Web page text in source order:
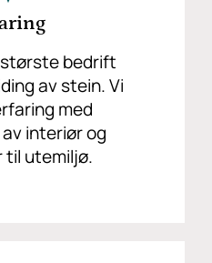
bedrift
av stein. Vi
med
interiør og
til utemiljø.